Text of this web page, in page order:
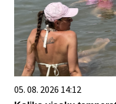
05. 08. 2026 14:12